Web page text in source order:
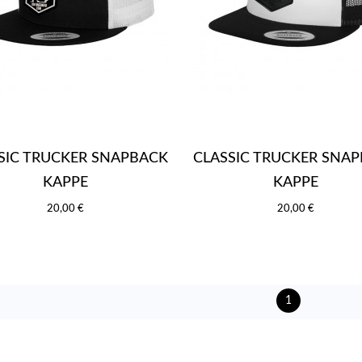
TRUCKER SNAPBACK
KAPPE
20,00 €
CLASSIC TRUCKER
KAPPE
20,00 €
1